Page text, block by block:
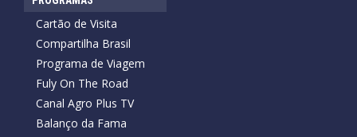
Cartão de Visita
Compartilha Brasil
Programa de Viagem
Fuly On The Road
Canal Agro Plus TV
Balanço da Fama